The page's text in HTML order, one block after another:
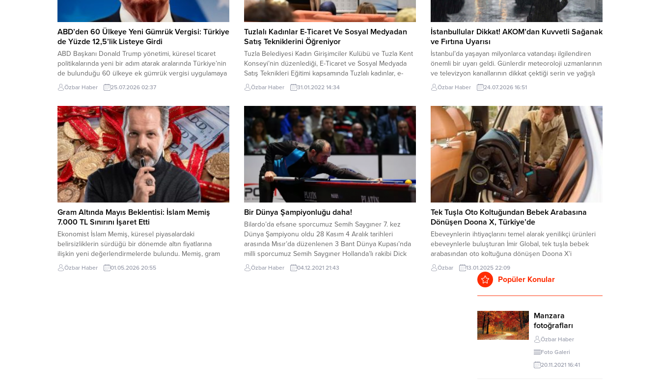
ABD’den 60 Ülkeye Yeni Gümrük Vergisi: Türkiye
de Yüzde 12,5’lik Listeye Girdi
ABD Başkanı Donald Trump yönetimi, küresel ticaret
politikalarında yeni bir adım atarak aralarında Türkiye’nin
de bulunduğu 60 ülkeye ek gümrük vergisi uygulamaya
başladı. Yeni düzenleme kapsamında, zorla işçi
çalıştırılarak üretilen ürünlerin ticaretini önlemeye
yüzde 10 ile yüzde 12,5 arasında değişen oranlarda ek
vergi getirildi....
Özbar Haber 25.07.2026 02:37
Tuzlalı Kadınlar E-Ticaret Ve Sosyal Medyadan
Satış Tekniklerini Öğreniyor
Tuzla Belediyesi Kadın Girişimciler Kulübü ve Tuzla Kent
Konseyi’nin düzenlediği, E-Ticaret ve Sosyal Medyada
Satış Teknikleri Eğitimi kapsamında Tuzlalı kadınlar, e-
Ticaret eğitimi aldı. Yapılan eğitimler kapsamında Tuzlalı
kadınlar ürettiği el emeği ürünleri nasıl satacaklarının
Kulübü ve Tuzla Kent Konseyi’nin düzenlediği, E-Ticaret
ve Sosyal Medyada...
Özbar Haber 31.01.2022 14:34
İstanbullular Dikkat! AKOM’dan Kuvvetli Sağanak
ve Fırtına Uyarısı
İstanbul’da yaşayan milyonlarca vatandaşı ilgilendiren
önemli bir uyarı geldi. Günlerdir meteoroloji uzmanlarının
ve televizyon kanallarının dikkat çektiği serin ve yağışlı
hava sistemi, yarın itibarıyla etkisini artırıyor. İstanbul
Büyükşehir Belediyesi (İBB) Afet İşleri Dairesi Başkanlığı
yaşanabilecek aksamalara karşı vatandaşların dikkatli ve
tedbirli...
Özbar Haber 24.07.2026 16:51
Gram Altında Mayıs Beklentisi: İslam Memiş
7.000 TL Sınırını İşaret Etti
Ekonomist İslam Memiş, küresel piyasalardaki
belirsizliklerin sürdüğü bir dönemde altın fiyatlarına
ilişkin yeni değerlendirmelerde bulundu. Memiş, gram
altının Mayıs ayı içerisinde 7.000 TL seviyesini
aşabileceğini öngörürken, yıl sonu için 10.000 TL
Özbar Haber 01.05.2026 20:55
Bir Dünya Şampiyonluğu daha!
Bilardo’da efsane sporcumuz Semih Saygıner 7. kez
Dünya Şampiyonu oldu 28 Kasım 4 Aralık tarihleri
arasında Mısır’da düzenlenen 3 Bant Dünya Kupası’nda
milli sporcumuz Semih Saygıner Hollanda’lı rakibi Dick
jaspers’ ı 50-37 yenerek 7. şampiyonluğa adını yazdırdı.
Özbar Haber 04.12.2021 21:43
Tek Tuşla Oto Koltuğundan Bebek Arabasına
Dönüşen Doona X, Türkiye’de
Ebeveynlerin ihtiyaçlarını temel alarak yenilikçi ürünleri
ebeveynlerle buluşturan İmir Global, tek tuşla bebek
arabasından oto koltuğuna dönüşen Doona X’i
bebeğinin konforunu düşünenlerin beğenisine sunuyor.
Dünyada ve Türkiye’de yenilikçi tasarımıyla fark yaratan
Doona X, 3 farklı yatış pozisyonlu oto koltuğu olma
Özbar 13.01.2025 22:09
Popüler Konular
Manzara
fotoğrafları
Özbar Haber
Foto Galeri
20.11.2021 16:41